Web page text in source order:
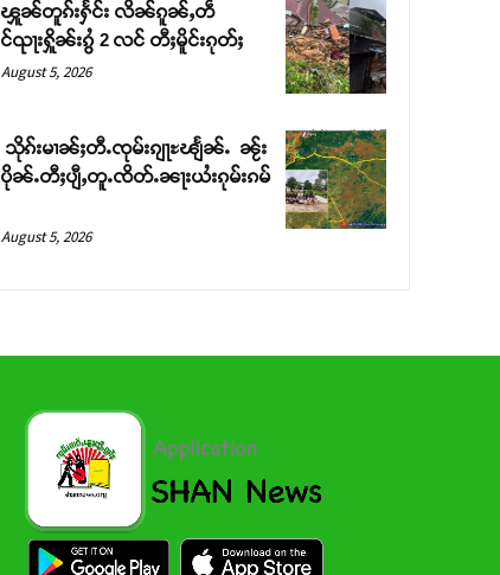
ၾူၼ်တူၵ်းႁႅင်း လိၼ်ၵူၼ်ႇတဵ
င်ၺႃးႁိူၼ်းၵွႆ 2 လင် တီႈမိူင်းၵုတ်ႈ
August 5, 2026
သိုၵ်းမၢၼ်ႈတီႉၸုမ်းၵျႃႊၽျႅၼ်ႉ ၼႂ်း
ပိုၼ်ႉတီႈပျီႇတူႉၸိတ်ႉၼႃးယႆးၵုမ်းၵမ်
August 5, 2026